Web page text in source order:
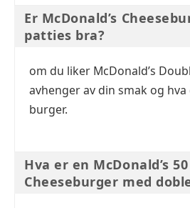
Er McDonald’s
patties bra?
om du liker McDonald’s
avhenger av din smak og
burger.
Hva er en McDonald’s
Cheeseburger med